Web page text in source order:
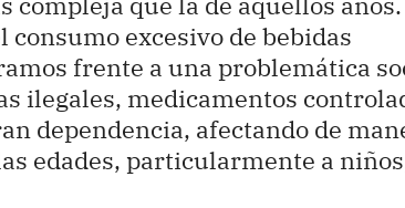
excesivo de bebidas
frente a una problemática
ilegales, medicamentos
dependencia, afectando de
edades, particularmente a